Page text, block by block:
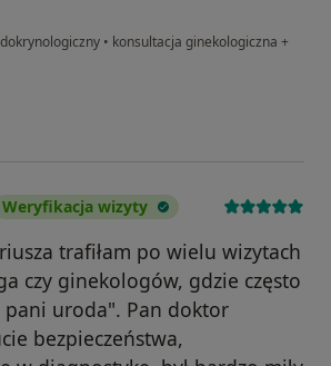
• konsultacja ginekologiczna +
Zydorczyk
Weryfikacja wizyty
trafiłam po wielu wizytach
czy ginekologów, gdzie często
pani uroda". Pan doktor
bezpieczeństwa,